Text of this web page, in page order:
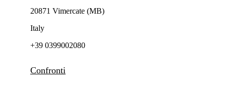
20871 Vimercate (MB)
Italy
+39 0399002080
Confronti